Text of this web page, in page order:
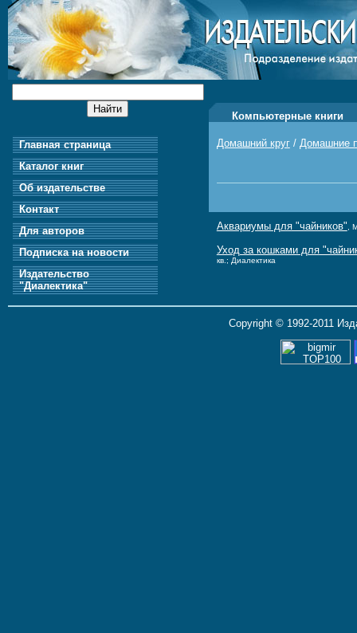
Главная страница
Каталог книг
Об издательстве
Контакт
Для авторов
Подписка на новости
Издательство
"Диалектика"
Компьютерные книги
Домашний круг/ Домашние
Аквариумы для "чайников" ,
Уход за кошками для
кв.; Диалектика
Copyright © 1992-2011